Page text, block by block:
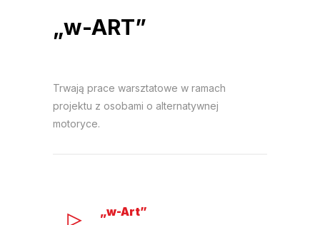
„w-ART”
Trwają prace warsztatowe w ramach
projektu z osobami o alternatywnej
motoryce.
„w-Art”